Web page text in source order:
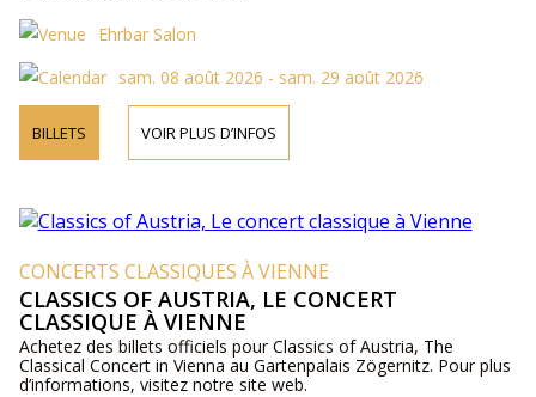
Ehrbar Salon
sam. 08 août 2026 - sam. 29 août 2026
BILLETS VOIR PLUS D’INFOS
CONCERTS CLASSIQUES À VIENNE
CLASSICS OF AUSTRIA, LE CONCERT
CLASSIQUE À VIENNE
Achetez des billets officiels pour Classics of Austria, The
Classical Concert in Vienna au Gartenpalais Zögernitz. Pour plus
d’informations, visitez notre site web.